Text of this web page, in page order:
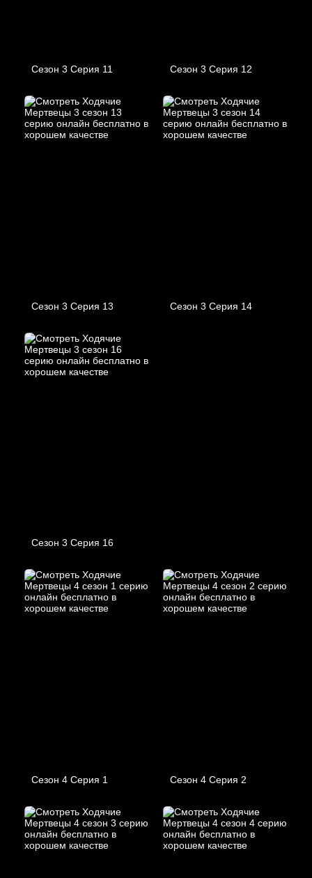
Сезон 3 Серия 11 Сезон 3 Серия 12
Сезон 3 Серия 13 Сезон 3 Серия 14
Сезон 3 Серия 16
Сезон 4 Серия 1 Сезон 4 Серия 2